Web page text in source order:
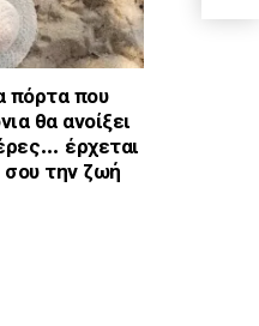
πόρτα που
θα ανοίξει
έρχεται
σου την ζωή